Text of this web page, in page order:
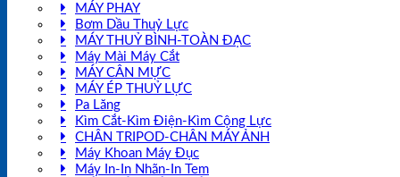
MÁY PHAY
Bơm Dầu Thuỷ Lực
MÁY THUỶ BÌNH-TOÀN ĐẠC
Máy Mài Máy Cắt
MÁY CÂN MỰC
MÁY ÉP THUỶ LỰC
Pa Lăng
Kìm Cắt-Kìm Điện-Kìm Cộng Lực
CHÂN TRIPOD-CHÂN MÁY ẢNH
Máy Khoan Máy Đục
Máy In-In Nhãn-In Tem